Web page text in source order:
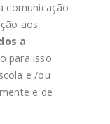
comunicação
aos
a
para isso
e /ou
e de